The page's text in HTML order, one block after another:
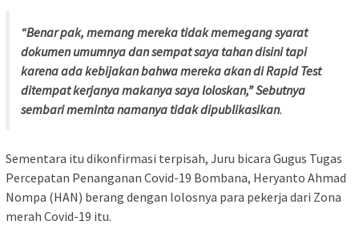
“Benar pak, memang mereka tidak memegang syarat
dokumen umumnya dan sempat saya tahan disini tapi
karena ada kebijakan bahwa mereka akan di Rapid Test
ditempat kerjanya makanya saya loloskan,” Sebutnya
sembari meminta namanya tidak dipublikasikan.
Sementara itu dikonfirmasi terpisah, Juru bicara Gugus Tugas
Percepatan Penanganan Covid-19 Bombana, Heryanto Ahmad
Nompa (HAN) berang dengan lolosnya para pekerja dari Zona
merah Covid-19 itu.